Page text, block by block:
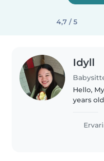
4,7 / 5
Idyll
Hello, My name is Idyll, I am 34
years
friendly